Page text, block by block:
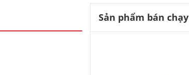
Sản phẩm bán chạy